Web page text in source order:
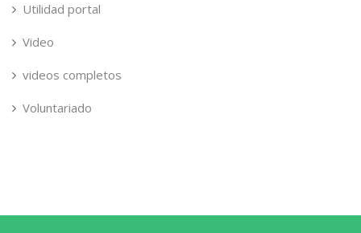
Utilidad portal
Video
videos completos
Voluntariado